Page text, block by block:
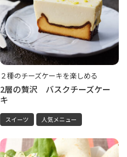
２種のチーズケーキを楽しめる
2層の贅沢 バスクチーズケー
キ
スイーツ 人気メニュー